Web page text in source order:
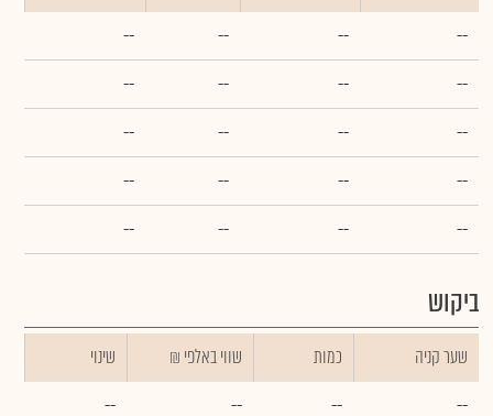
--
--
--
--
--
--
--
--
--
--
--
--
--
--
--
--
--
--
--
--
ביקוש
שער קניה כמות ₪ שווי באלפי
שינוי
--
--
--
--